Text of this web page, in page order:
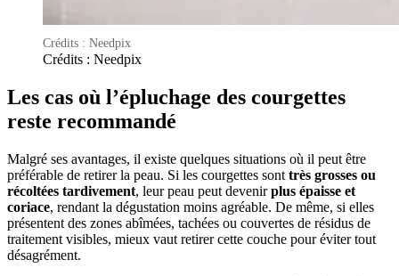
Crédits : Needpix
Crédits : Needpix
Les cas où l’épluchage des courgettes
reste recommandé
Malgré ses avantages, il existe quelques situations où il peut être
préférable de retirer la peau. Si les courgettes sont très grosses ou
récoltées tardivement, leur peau peut devenirplus épaisse et
coriace, rendant la dégustation moins agréable. De même, si elles
présentent des zones abîmées, tachées ou couvertes de résidus de
traitement visibles, mieux vaut retirer cette couche pour éviter tout
désagrément.